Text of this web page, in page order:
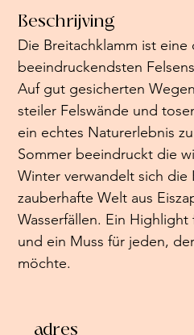
Beschrijving
Die Breitachklamm ist eine
beeindruckendsten
Auf gut gesicherten
steiler Felswände und
ein echtes Naturerlebnis
Sommer beeindruckt die
Winter verwandelt sich die
zauberhafte Welt aus
Wasserfällen. Ein
und ein Muss für jeden,
möchte.
adres